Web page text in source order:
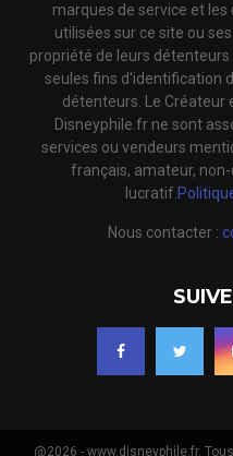
marques de service et
utilisées sur ce site ou
propriété de leurs
seules fins d'identification
détenteurs. Le Créateur
Disneyphile.fr ne sont
services ou vendeurs
français, amateur,
lucratif.
Nous contacter :
@2026 - www.disneyphile.fr.